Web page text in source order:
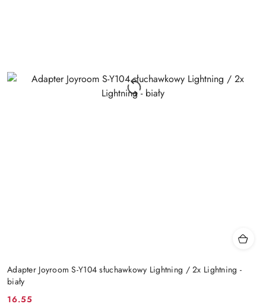
Adapter Joyroom S-Y104 słuchawkowy Lightning / 2x Lightning -
biały
16.55